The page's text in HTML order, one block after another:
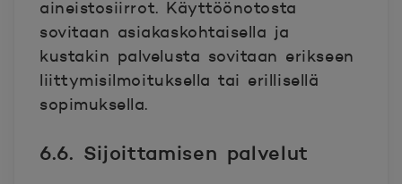
aineistosiirrot. Käyttöönotosta
sovitaan asiakaskohtaisella ja
kustakin palvelusta sovitaan erikseen
liittymisilmoituksella tai erillisellä
sopimuksella.
6.6. Sijoittamisen palvelut